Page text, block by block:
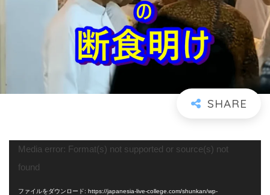
Media error: Format(s) not supported or source(s) not
found
ファイルをダウンロード: https://japanesia-live-college.com/shunkan/wp-